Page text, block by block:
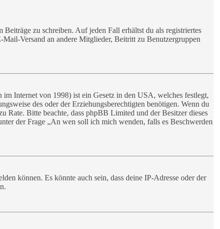
zu schreiben. Auf jeden Fall erhältst du als registriertes
Versand an andere Mitglieder, Beitritt zu Benutzergruppen
Internet von 1998) ist ein Gesetz in den USA, welches festlegt,
des oder der Erziehungsberechtigten benötigen. Wenn du
Rate. Bitte beachte, dass phpBB Limited und der Besitzer dieses
der Frage „An wen soll ich mich wenden, falls es Beschwerden
können. Es könnte auch sein, dass deine IP-Adresse oder der